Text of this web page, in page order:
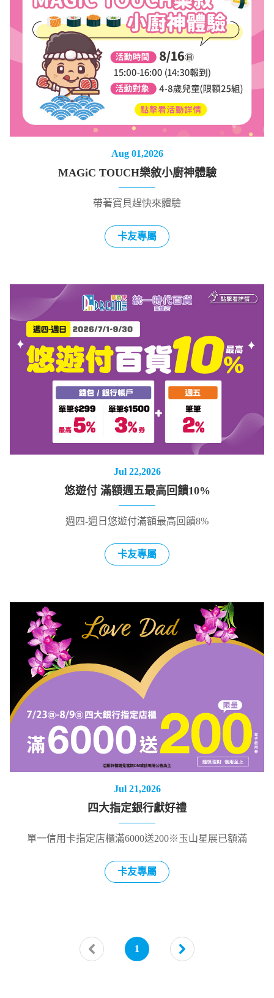
Aug 01,2026
MAGiC TOUCH樂敘小廚神體驗
帶著寶貝趕快來體驗
卡友專屬
Jul 22,2026
悠遊付 滿額週五最高回饋10%
週四-週日悠遊付滿額最高回饋8%
卡友專屬
Jul 21,2026
四大指定銀行獻好禮
單一信用卡指定店櫃滿6000送200※玉山星展已額滿
卡友專屬
1